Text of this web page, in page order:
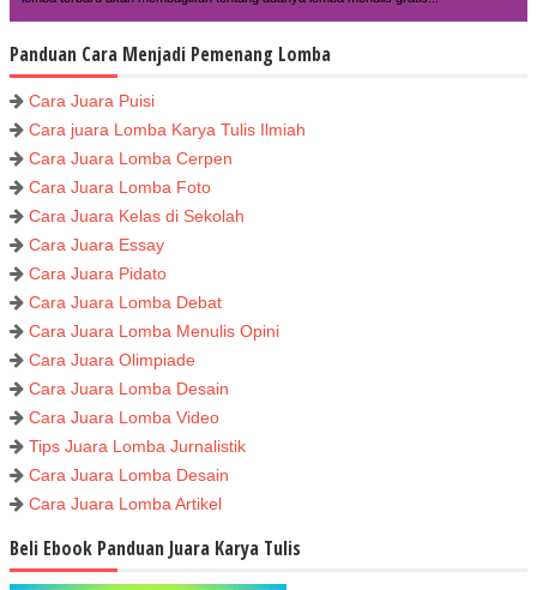
Panduan Cara Menjadi Pemenang Lomba
Cara Juara Puisi
Cara juara Lomba Karya Tulis Ilmiah
Cara Juara Lomba Cerpen
Cara Juara Lomba Foto
Cara Juara Kelas di Sekolah
Cara Juara Essay
Cara Juara Pidato
Cara Juara Lomba Debat
Cara Juara Lomba Menulis Opini
Cara Juara Olimpiade
Cara Juara Lomba Desain
Cara Juara Lomba Video
Tips Juara Lomba Jurnalistik
Cara Juara Lomba Desain
Cara Juara Lomba Artikel
Beli Ebook Panduan Juara Karya Tulis